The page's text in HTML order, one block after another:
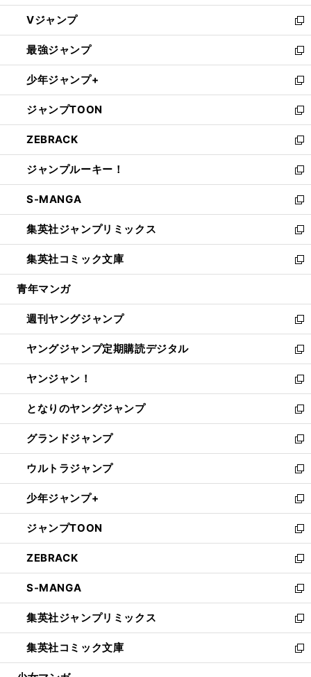
ウ
ィ
ン
ド
ウ
で
開
く
し
い
ウ
ィ
ン
ド
ウ
で
開
く
Vジャンプ
新
し
い
ウ
ィ
ン
ド
ウ
で
開
く
最強ジャンプ
新
し
い
ウ
ィ
ン
ド
ウ
で
開
く
少年ジャンプ+
新
し
い
ウ
ィ
ン
ド
ウ
で
開
く
ジャンプTOON
新
し
い
ウ
ィ
ン
ド
ウ
で
開
く
ZEBRACK
新
し
い
ウ
ィ
ン
ド
ウ
で
開
ジャンプルーキー！
新
し
い
ウ
ィ
ン
ド
ウ
開
く
S-MANGA
新
し
い
ウ
ィ
ン
ウ
で
開
く
集英社ジャンプリミックス
新
し
い
ウ
ン
ド
ウ
で
開
く
集英社コミック文庫
新
し
ウ
ィ
ン
ド
ウ
で
開
く
青年マンガ
週刊ヤングジャンプ
新
し
い
ウ
ィ
ン
ド
ウ
で
開
く
ヤングジャンプ定期購読デジタル
新
し
い
ウ
ィ
ン
ド
ウ
で
開
く
ヤンジャン！
新
し
い
ウ
ィ
ン
ド
ウ
で
開
く
となりのヤングジャンプ
新
し
い
ウ
ィ
ン
ド
ウ
で
開
く
グランドジャンプ
新
し
い
ウ
ィ
ン
ド
ウ
で
開
く
ウルトラジャンプ
新
し
い
ウ
ィ
ン
ド
ウ
で
開
く
少年ジャンプ+
新
し
い
ウ
ィ
ン
ド
ウ
で
開
く
ジャンプTOON
新
し
い
ウ
ィ
ン
ド
ウ
で
開
ZEBRACK
新
し
い
ウ
ィ
ン
ド
ウ
S-MANGA
新
し
い
ウ
ィ
ン
集英社ジャンプリミックス
新
し
い
ウ
集英社コミック文庫
新
し